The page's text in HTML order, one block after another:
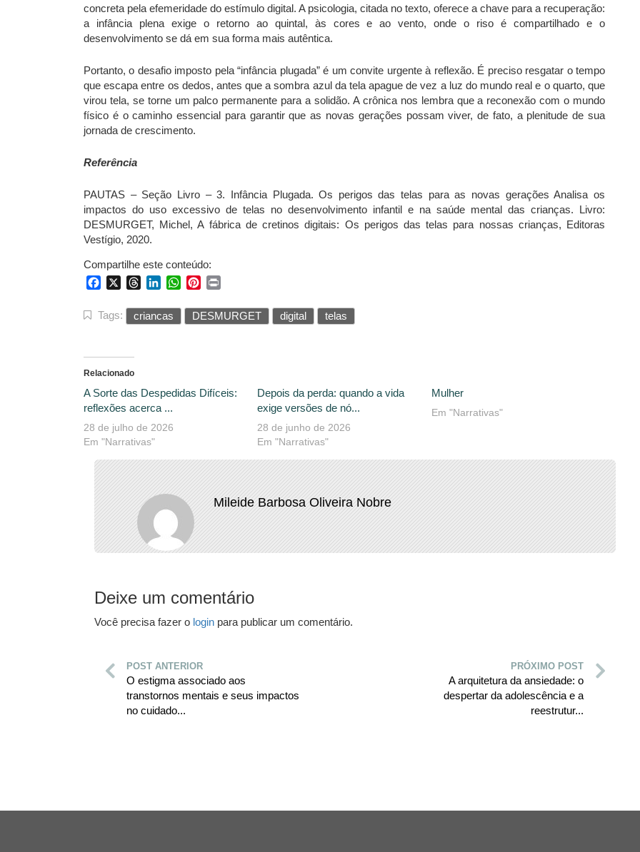
concreta pela efemeridade do estímulo digital. A psicologia, citada no texto, oferece a chave para a recuperação:
a infância plena exige o retorno ao quintal, às cores e ao vento, onde o riso é compartilhado e o
desenvolvimento se dá em sua forma mais autêntica.
Portanto, o desafio imposto pela “infância plugada” é um convite urgente à reflexão. É preciso resgatar o tempo
que escapa entre os dedos, antes que a sombra azul da tela apague de vez a luz do mundo real e o quarto, que
virou tela, se torne um palco permanente para a solidão. A crônica nos lembra que a reconexão com o mundo
físico é o caminho essencial para garantir que as novas gerações possam viver, de fato, a plenitude de sua
jornada de crescimento.
Referência
PAUTAS – Seção Livro – 3. Infância Plugada. Os perigos das telas para as novas gerações Analisa os
impactos do uso excessivo de telas no desenvolvimento infantil e na saúde mental das crianças. Livro:
DESMURGET, Michel, A fábrica de cretinos digitais: Os perigos das telas para nossas crianças, Editoras
Vestígio, 2020.
Compartilhe este conteúdo:
FacebookThreadsLinkedInWhatsApp
Pinterest
Tags: criancas DESMURGET digital telas
Relacionado
A Sorte das Despedidas Difíceis:
reflexões acerca ...
28 de julho de 2026
Em "Narrativas"
Depois da perda: quando a vida
exige versões de nó...
28 de junho de 2026
Em "Narrativas"
Mulher
Em "Narrativas"
Mileide Barbosa Oliveira Nobre
Deixe um comentário
Você precisa fazer o login para publicar um comentário.
POST ANTERIOR
O estigma associado aos
transtornos mentais e seus impactos
no cuidado...
PRÓXIMO POST
A arquitetura da ansiedade: o
despertar da adolescência e a
reestrutur...